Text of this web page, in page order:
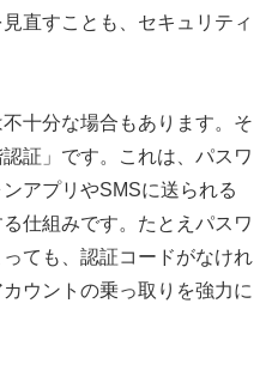
直すことも、セキュリティ
十分な場合もあります。そ
証」です。これは、パスワ
アプリやSMSに送られる
仕組みです。たとえパスワ
ても、認証コードがなけれ
ウントの乗っ取りを強力に